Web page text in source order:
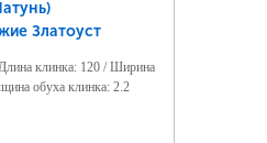
Златоуст
клинка: 120 / Ширина
обуха клинка: 2.2